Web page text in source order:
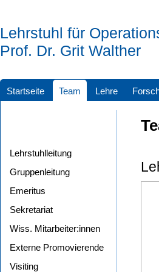
Lehrstuhl für
Prof. Dr. Grit Walther
Startseite Team Lehre
Lehrstuhlleitung
Gruppenleitung
Emeritus
Sekretariat
Wiss. Mitarbeiter:innen
Externe Promovierende
Visiting